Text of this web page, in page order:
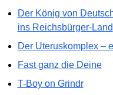
Der König von
ins Reichsbürger-Land
Der Uteruskomplex –
Fast ganz die Deine
T-Boy on Grindr